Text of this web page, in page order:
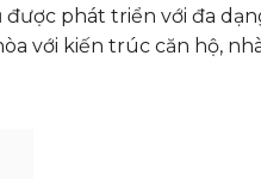
được phát triển với đa
với kiến trúc căn hộ,